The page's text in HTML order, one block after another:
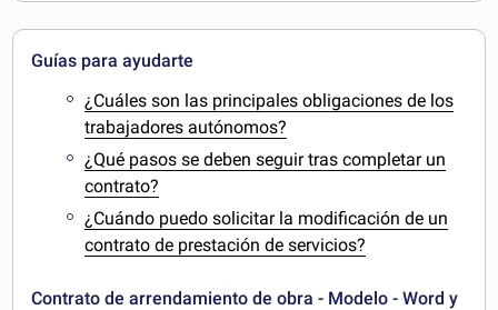
Guías para ayudarte
¿Cuáles son las principales obligaciones de los
trabajadores autónomos?
¿Qué pasos se deben seguir tras completar un
contrato?
¿Cuándo puedo solicitar la modificación de un
contrato de prestación de servicios?
Contrato de arrendamiento de obra - Modelo - Word y